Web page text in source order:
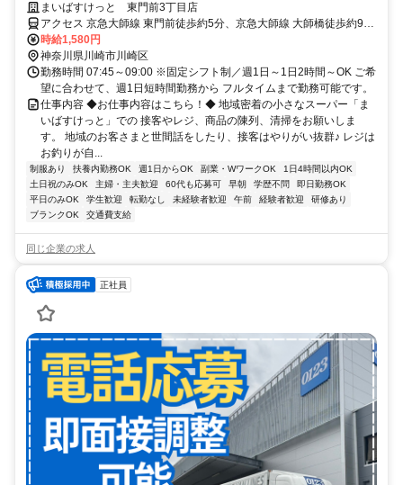
なめ！短時間でもしっかり働けて家事や本業前の“朝活バイト”にピッタ
リ！
まいばすけっと 東門前3丁目店
アクセス 京急大師線 東門前徒歩約5分、京急大師線 大師橋徒歩約9
分、京急大師線 川崎大師南口徒歩約12分 ★週1日～OK ★日祝時給50
円UP
時給1,580円
神奈川県川崎市川崎区
勤務時間 07:45～09:00 ※固定シフト制／週1日～1日2時間～OK ご希
望に合わせて、週1日短時間勤務から フルタイムまで勤務可能です。
仕事内容 ◆お仕事内容はこちら！◆ 地域密着の小さなスーパー「ま
いばすけっと」での 接客やレジ、商品の陳列、清掃をお願いしま
す。 地域のお客さまと世間話をしたり、接客はやりがい抜群♪ レジは
お釣りが自...
制服あり 扶養内勤務OK 週1日からOK 副業・WワークOK
1日4時間以内OK
土日祝のみOK
主婦・主夫歓迎 60代も応募可 早朝 学歴不問
即日勤務OK
平日のみOK
学生歓迎 転勤なし 未経験者歓迎 午前 経験者歓迎
研修あり
ブランクOK
交通費支給
同じ企業の求人
正社員